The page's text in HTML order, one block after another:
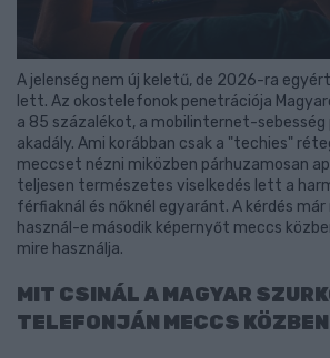
A jelenség nem új keletű, de 2026-ra
lett. Az okostelefonok penetrációja
a 85 százalékot, a mobilinternet-sebesség
akadály. Ami korábban csak a "techies"
meccset nézni miközben párhuzamosan
teljesen természetes viselkedés lett a
férfiaknál és nőknél egyaránt. A kérdés már
használ-e második képernyőt meccs
mire használja.
MIT CSINÁL A MAGYAR
TELEFONJÁN MECCS